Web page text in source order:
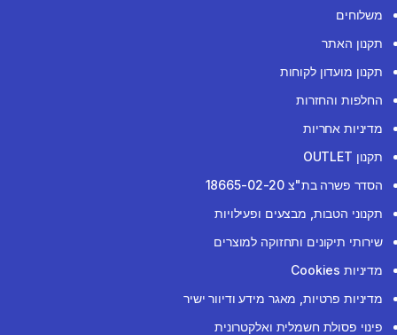
משלוחים
תקנון האתר
תקנון מועדון לקוחות
החלפות והחזרות
מדיניות אחריות
תקנון OUTLET
הסדר פשרה בת"צ 18665-02-20
תקנוני הטבות, מבצעים ופעילויות
שירותי תיקונים ותחזוקה למוצרים
מדיניות Cookies
מדיניות פרטיות, מאגר מידע ודיוור ישיר
פינוי פסולת חשמלית ואלקטרונית